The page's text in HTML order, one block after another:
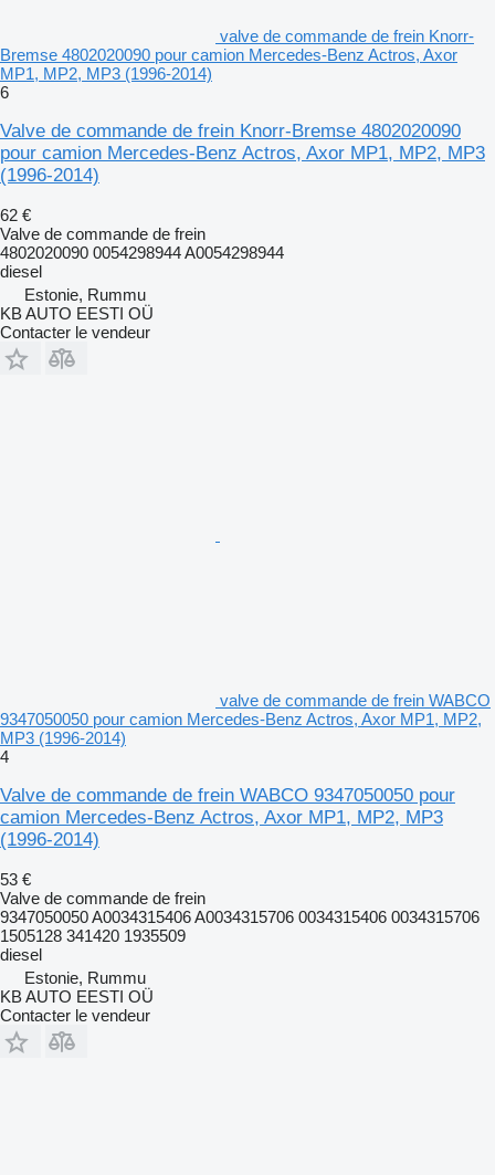
valve de commande de frein Knorr-
Bremse 4802020090 pour camion Mercedes-Benz Actros, Axor
MP1, MP2, MP3 (1996-2014)
6
Valve de commande de frein Knorr-Bremse 4802020090
pour camion Mercedes-Benz Actros, Axor MP1, MP2, MP3
(1996-2014)
62 €
Valve de commande de frein
4802020090 0054298944 A0054298944
diesel
Estonie, Rummu
KB AUTO EESTI OÜ
Contacter le vendeur
valve de commande de frein WABCO
9347050050 pour camion Mercedes-Benz Actros, Axor MP1, MP2,
MP3 (1996-2014)
4
Valve de commande de frein WABCO 9347050050 pour
camion Mercedes-Benz Actros, Axor MP1, MP2, MP3
(1996-2014)
53 €
Valve de commande de frein
9347050050 A0034315406 A0034315706 0034315406 0034315706
1505128 341420 1935509
diesel
Estonie, Rummu
KB AUTO EESTI OÜ
Contacter le vendeur